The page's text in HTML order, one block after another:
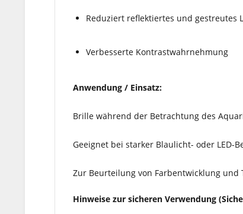
Reduziert reflektiertes und gestreutes
Verbesserte Kontrastwahrnehmung
Anwendung / Einsatz:
Brille während der Betrachtung des
Geeignet bei starker Blaulicht- oder LED-
Zur Beurteilung von Farbentwicklung und
Hinweise zur sicheren Verwendung